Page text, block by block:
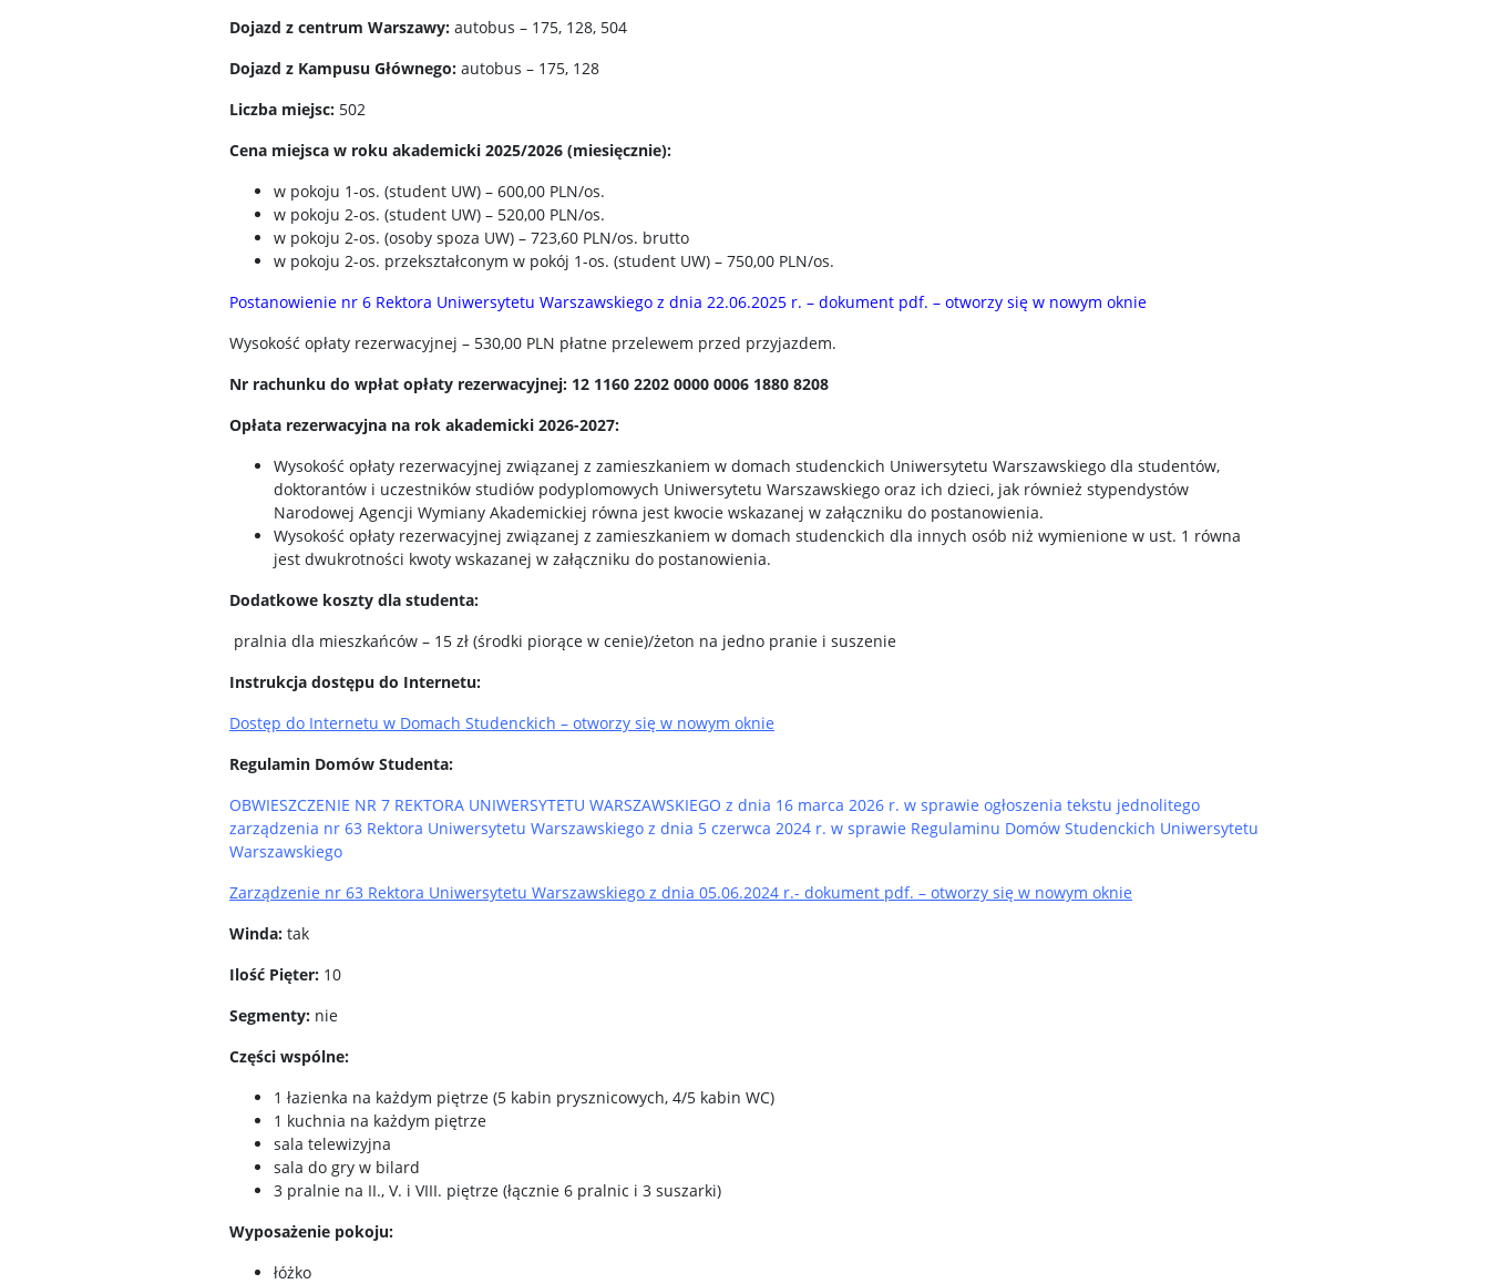
Dojazd z centrum Warszawy: autobus – 175, 128, 504
Dojazd z Kampusu Głównego: autobus – 175, 128
Liczba miejsc: 502
Cena miejsca w roku akademicki 2025/2026 (miesięcznie):
w pokoju 1-os. (student UW) – 600,00 PLN/os.
w pokoju 2-os. (student UW) – 520,00 PLN/os.
w pokoju 2-os. (osoby spoza UW) – 723,60 PLN/os. brutto
w pokoju 2-os. przekształconym w pokój 1-os. (student UW) – 750,00 PLN/os.
Postanowienie nr 6 Rektora Uniwersytetu Warszawskiego z dnia 22.06.2025 r. – dokument pdf. – otworzy się w nowym oknie
Wysokość opłaty rezerwacyjnej – 530,00 PLN płatne przelewem przed przyjazdem.
Nr rachunku do wpłat opłaty rezerwacyjnej: 12 1160 2202 0000 0006 1880 8208
Opłata rezerwacyjna na rok akademicki 2026-2027:
Wysokość opłaty rezerwacyjnej związanej z zamieszkaniem w domach studenckich Uniwersytetu Warszawskiego dla studentów,
doktorantów i uczestników studiów podyplomowych Uniwersytetu Warszawskiego oraz ich dzieci, jak również stypendystów
Narodowej Agencji Wymiany Akademickiej równa jest kwocie wskazanej w załączniku do postanowienia.
Wysokość opłaty rezerwacyjnej związanej z zamieszkaniem w domach studenckich dla innych osób niż wymienione w ust. 1 równa
jest dwukrotności kwoty wskazanej w załączniku do postanowienia.
Dodatkowe koszty dla studenta:
pralnia dla mieszkańców – 15 zł (środki piorące w cenie)/żeton na jedno pranie i suszenie
Instrukcja dostępu do Internetu:
Dostęp do Internetu w Domach Studenckich – otworzy się w nowym oknie
Regulamin Domów Studenta:
OBWIESZCZENIE NR 7 REKTORA UNIWERSYTETU WARSZAWSKIEGO z dnia 16 marca 2026 r. w sprawie ogłoszenia tekstu jednolitego
zarządzenia nr 63 Rektora Uniwersytetu Warszawskiego z dnia 5 czerwca 2024 r. w sprawie Regulaminu Domów Studenckich Uniwersytetu
Warszawskiego
Zarządzenie nr 63 Rektora Uniwersytetu Warszawskiego z dnia 05.06.2024 r.- dokument pdf. – otworzy się w nowym oknie
Winda: tak
Ilość Pięter: 10
Segmenty: nie
Części wspólne:
1 łazienka na każdym piętrze (5 kabin prysznicowych, 4/5 kabin WC)
1 kuchnia na każdym piętrze
sala telewizyjna
sala do gry w bilard
3 pralnie na II., V. i VIII. piętrze (łącznie 6 pralnic i 3 suszarki)
Wyposażenie pokoju:
łóżko